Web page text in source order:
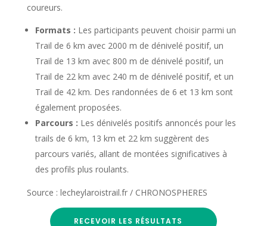
coureurs.
Formats : Les participants peuvent choisir parmi un
Trail de 6 km avec 2000 m de dénivelé positif, un
Trail de 13 km avec 800 m de dénivelé positif, un
Trail de 22 km avec 240 m de dénivelé positif, et un
Trail de 42 km. Des randonnées de 6 et 13 km sont
également proposées.
Parcours : Les dénivelés positifs annoncés pour les
trails de 6 km, 13 km et 22 km suggèrent des
parcours variés, allant de montées significatives à
des profils plus roulants.
Source : lecheylaroistrail.fr / CHRONOSPHERES
RECEVOIR LES RÉSULTATS